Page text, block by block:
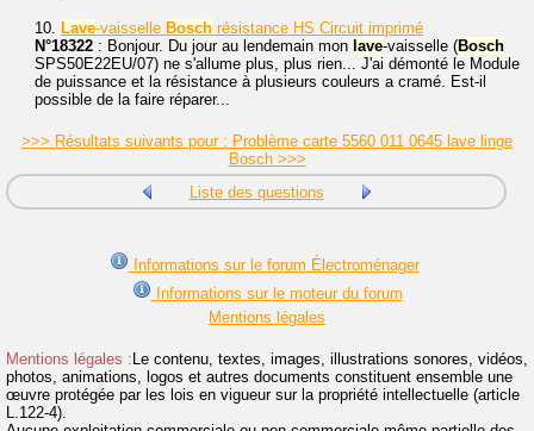
10. Lave-vaisselle Bosch résistance HS Circuit imprimé
N°18322 : Bonjour. Du jour au lendemain mon lave-vaisselle (Bosch
SPS50E22EU/07) ne s'allume plus, plus rien... J'ai démonté le Module
de puissance et la résistance à plusieurs couleurs a cramé. Est-il
possible de la faire réparer...
>>> Résultats suivants pour : Problème carte 5560 011 0645 lave linge
Bosch >>>
Liste des questions
Informations sur le forum Électroménager
Informations sur le moteur du forum
Mentions légales
Mentions légales :Le contenu, textes, images, illustrations sonores, vidéos,
photos, animations, logos et autres documents constituent ensemble une
œuvre protégée par les lois en vigueur sur la propriété intellectuelle (article
L.122-4).